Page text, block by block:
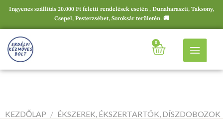
Ingyenes szállítás 20.000 Ft feletti rendelések esetén , Dunaharaszti, Taksony,
Csepel, Pesterzsébet, Soroksár területén. 🚚
0
KEZDŐLAP / ÉKSZEREK, ÉKSZERTARTÓK, DÍSZDOBOZOK